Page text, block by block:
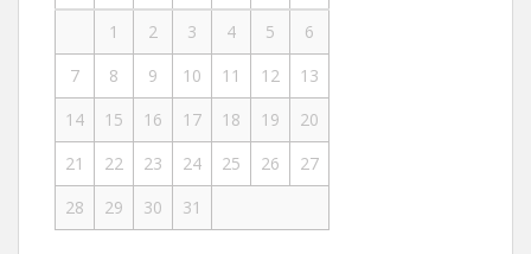
1
2 3 4 5
6
7
8 9 10 11 12
13
14
15 16 17 18 19
20
21
22 23 24 25 26
27
28
29 30 31